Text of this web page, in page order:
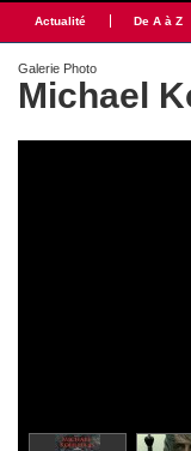
Actualité De A à Z
Galerie Photo
Michael